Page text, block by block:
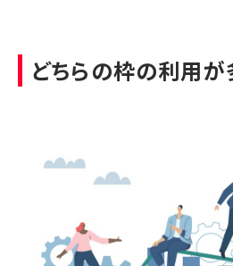
どちらの枠の利用が